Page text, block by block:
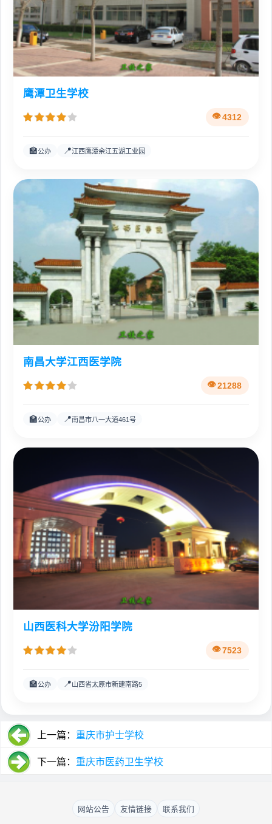
鹰潭卫生学校
4312
🏫公办 📍江西鹰潭余江五湖工业园
南昌大学江西医学院
21288
🏫公办 📍南昌市八一大道461号
山西医科大学汾阳学院
7523
🏫公办 📍山西省太原市新建南路5
上一篇： 重庆市护士学校
下一篇： 重庆市医药卫生学校
网站公告 友情链接 联系我们